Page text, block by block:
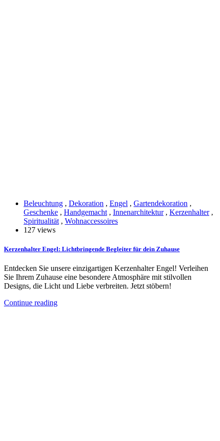
Beleuchtung , Dekoration , Engel , Gartendekoration ,
Geschenke , Handgemacht , Innenarchitektur, Kerzenhalter,
Spiritualität , Wohnaccessoires
127 views
Kerzenhalter Engel: Lichtbringende Begleiter für dein Zuhause
Entdecken Sie unsere einzigartigen Kerzenhalter Engel! Verleihen
Sie Ihrem Zuhause eine besondere Atmosphäre mit stilvollen
Designs, die Licht und Liebe verbreiten. Jetzt stöbern!
Continue reading